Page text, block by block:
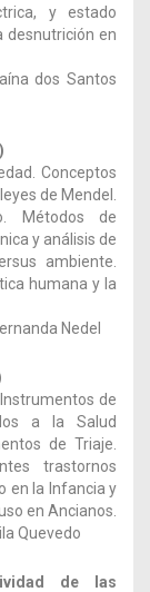
y estado
desnutrición en
dos Santos
Conceptos
de Mendel.
Métodos de
y análisis de
ambiente.
humana y la
Nedel
de
a la Salud
de Triaje.
trastornos
en la Infancia y
en Ancianos.
Quevedo
de las